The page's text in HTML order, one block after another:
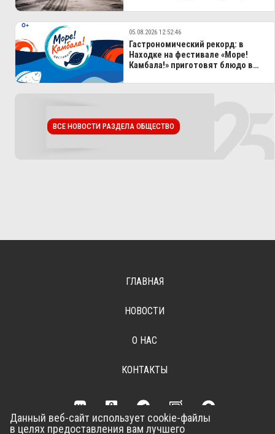
05.08.2026 12:52:46
Гастрономический рекорд: в
Находке на фестивале «Море!
Камбала!» приготовят блюдо в
ВСЕ НОВОСТИ РАЗДЕЛА ОБЩЕСТВО
ГЛАВНАЯ
НОВОСТИ
О НАС
КОНТАКТЫ
Данный веб-сайт использует cookie-файлы
в целях предоставления вам лучшего